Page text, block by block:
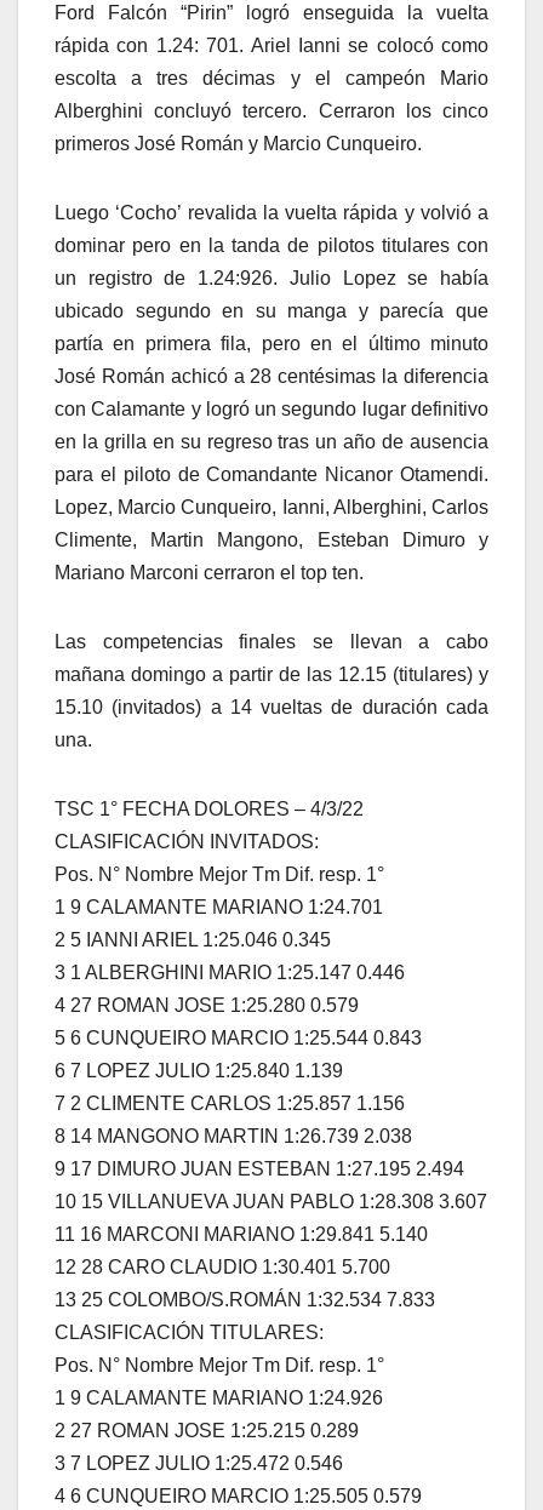
Ford Falcón “Pirin” logró enseguida la vuelta
rápida con 1.24: 701. Ariel Ianni se colocó como
escolta a tres décimas y el campeón Mario
Alberghini concluyó tercero. Cerraron los cinco
primeros José Román y Marcio Cunqueiro.
Luego ‘Cocho’ revalida la vuelta rápida y volvió a
dominar pero en la tanda de pilotos titulares con
un registro de 1.24:926. Julio Lopez se había
ubicado segundo en su manga y parecía que
partía en primera fila, pero en el último minuto
José Román achicó a 28 centésimas la diferencia
con Calamante y logró un segundo lugar definitivo
en la grilla en su regreso tras un año de ausencia
para el piloto de Comandante Nicanor Otamendi.
Lopez, Marcio Cunqueiro, Ianni, Alberghini, Carlos
Climente, Martin Mangono, Esteban Dimuro y
Mariano Marconi cerraron el top ten.
Las competencias finales se llevan a cabo
mañana domingo a partir de las 12.15 (titulares) y
15.10 (invitados) a 14 vueltas de duración cada
una.
TSC 1° FECHA DOLORES – 4/3/22
CLASIFICACIÓN INVITADOS:
Pos. N° Nombre Mejor Tm Dif. resp. 1°
1 9 CALAMANTE MARIANO 1:24.701
2 5 IANNI ARIEL 1:25.046 0.345
3 1 ALBERGHINI MARIO 1:25.147 0.446
4 27 ROMAN JOSE 1:25.280 0.579
5 6 CUNQUEIRO MARCIO 1:25.544 0.843
6 7 LOPEZ JULIO 1:25.840 1.139
7 2 CLIMENTE CARLOS 1:25.857 1.156
8 14 MANGONO MARTIN 1:26.739 2.038
9 17 DIMURO JUAN ESTEBAN 1:27.195 2.494
10 15 VILLANUEVA JUAN PABLO 1:28.308 3.607
11 16 MARCONI MARIANO 1:29.841 5.140
12 28 CARO CLAUDIO 1:30.401 5.700
13 25 COLOMBO/S.ROMÁN 1:32.534 7.833
CLASIFICACIÓN TITULARES:
Pos. N° Nombre Mejor Tm Dif. resp. 1°
1 9 CALAMANTE MARIANO 1:24.926
2 27 ROMAN JOSE 1:25.215 0.289
3 7 LOPEZ JULIO 1:25.472 0.546
4 6 CUNQUEIRO MARCIO 1:25.505 0.579